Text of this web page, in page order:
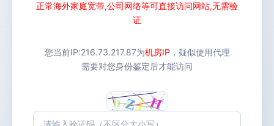
正常海外家庭宽带,公司网络等可直接访问网站,无需验
证
您当前IP:216.73.217.87为机房IP ，疑似使用代理
需要对您身份鉴定后才能访问